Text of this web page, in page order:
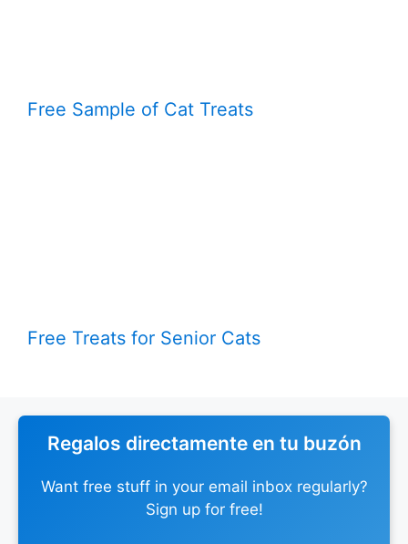
Free Sample of Cat Treats
Free Treats for Senior Cats
Regalos directamente en tu buzón
Want free stuff in your email inbox regularly?
Sign up for free!